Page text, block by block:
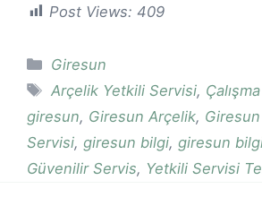
Post Views: 409
Kategoriler
Giresun
Etiketler
Arçelik Yetkili Servisi,
giresun, Giresun Arçelik,
Servisi, giresun bilgi, giresun
Güvenilir Servis, Yetkili Servisi